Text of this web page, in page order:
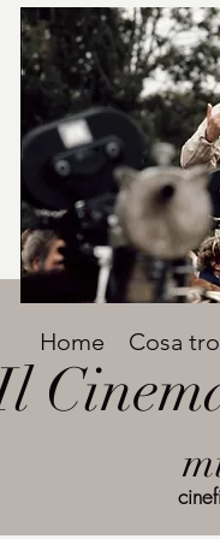
Avenir
utilizzata
Home Cosa